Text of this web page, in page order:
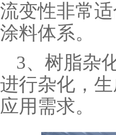
流变性非常
涂料体系。
3、树脂杂
进行杂化，
应用需求。